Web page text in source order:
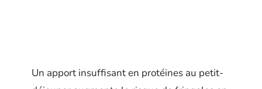
Un apport insuffisant en protéines au petit-